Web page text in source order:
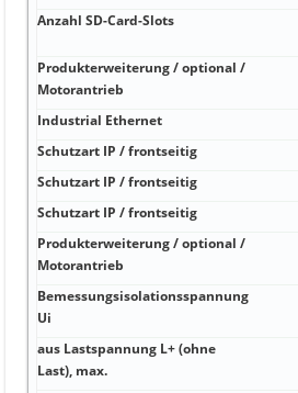
Anzahl SD-Card-Slots
Produkterweiterung / optional /
Motorantrieb
Industrial Ethernet
Schutzart IP / frontseitig
Schutzart IP / frontseitig
Schutzart IP / frontseitig
Produkterweiterung / optional /
Motorantrieb
Bemessungsisolationsspannung
Ui
aus Lastspannung L+ (ohne
Last), max.